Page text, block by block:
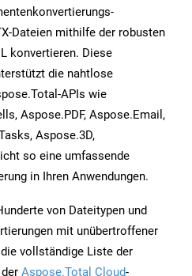
Dateien mithilfe der robusten
konvertieren. Diese
die nahtlose
APIs wie
Aspose.PDF, Aspose.Email,
Aspose.3D,
so eine umfassende
in Ihren Anwendungen.
von Dateitypen und
mit unübertroffener
vollständige Liste der
Aspose.Total Cloud-